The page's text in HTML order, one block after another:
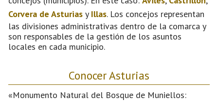
Corvera de Asturias y Illas. Los concejos representan
las divisiones administrativas dentro de la comarca y
son responsables de la gestión de los asuntos
locales en cada municipio.
Conocer Asturias
«Monumento Natural del Bosque de Muniellos: